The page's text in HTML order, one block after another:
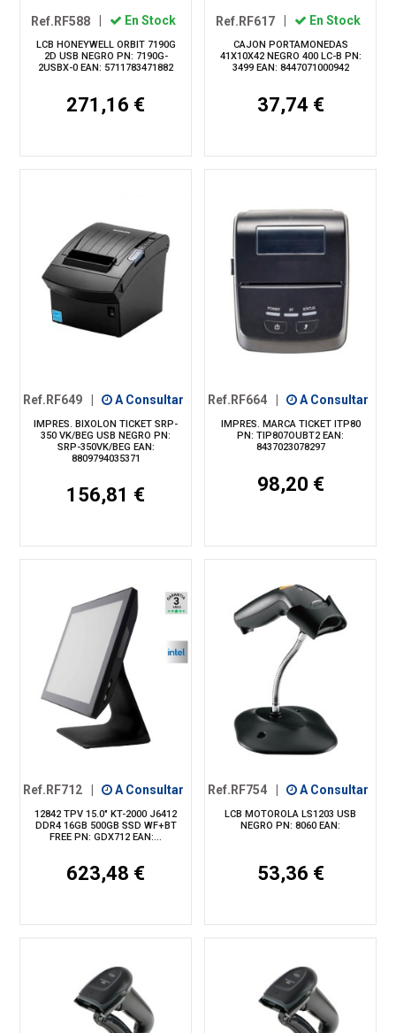
Ref.RF588 En Stock
LCB HONEYWELL ORBIT 7190G
2D USB NEGRO PN: 7190G-
2USBX-0 EAN: 5711783471882
271,16 €
Ref.RF617 En Stock
CAJON PORTAMONEDAS
41X10X42 NEGRO 400 LC-B PN:
3499 EAN: 8447071000942
37,74 €
Ref.RF649 A Consultar
IMPRES. BIXOLON TICKET SRP-
350 VK/BEG USB NEGRO PN:
SRP-350VK/BEG EAN:
8809794035371
156,81 €
Ref.RF664 A Consultar
IMPRES. MARCA TICKET ITP80
PN: TIP807OUBT2 EAN:
8437023078297
98,20 €
Ref.RF712 | A Consultar
12842 TPV 15.0" KT-2000 J6412
DDR4 16GB 500GB SSD WF+BT
FREE PN: GDX712 EAN:...
623,48 €
Ref.RF754 | A Consultar
LCB MOTOROLA LS1203 USB
NEGRO PN: 8060 EAN:
53,36 €